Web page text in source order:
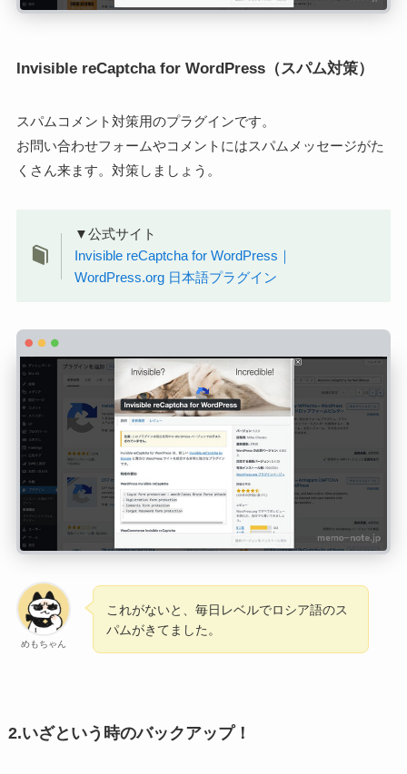
Invisible reCaptcha for WordPress（スパム対策）
スパムコメント対策用のプラグインです。
お問い合わせフォームやコメントにはスパムメッセージがた
くさん来ます。対策しましょう。
▼公式サイト
Invisible reCaptcha for WordPress｜
WordPress.org 日本語プラグイン
めもちゃん
これがないと、毎日レベルでロシア語のス
パムがきてました。
2.いざという時のバックアップ！